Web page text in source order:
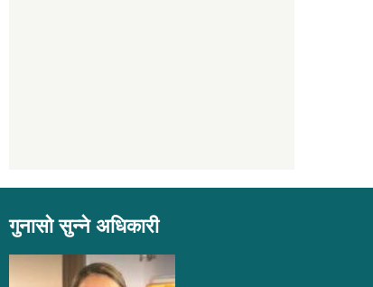
गुनासो सुन्ने अधिकारी